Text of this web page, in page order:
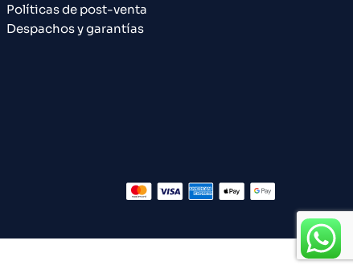
Políticas de post-venta
Despachos y garantías